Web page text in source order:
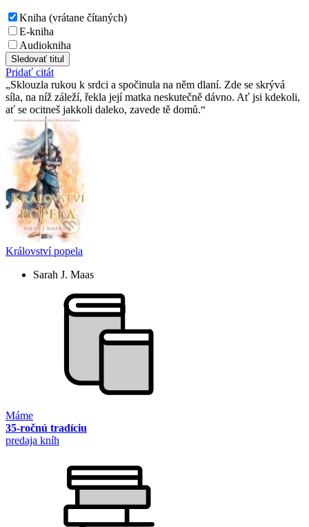
Kniha (vrátane čítaných)
E-kniha
Audiokniha
Sledovať titul
Pridať citát
Sklouzla rukou k srdci a spočinula na něm dlaní. Zde se skrývá
síla, na níž záleží, řekla její matka neskutečně dávno. Ať jsi kdekoli,
ať se ocitneš jakkoli daleko, zavede tě domů.
Království popela
Sarah J. Maas
Máme
35-ročnú tradíciu
predaja kníh